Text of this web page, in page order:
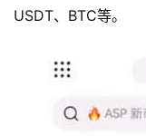
USDT、BTC等。